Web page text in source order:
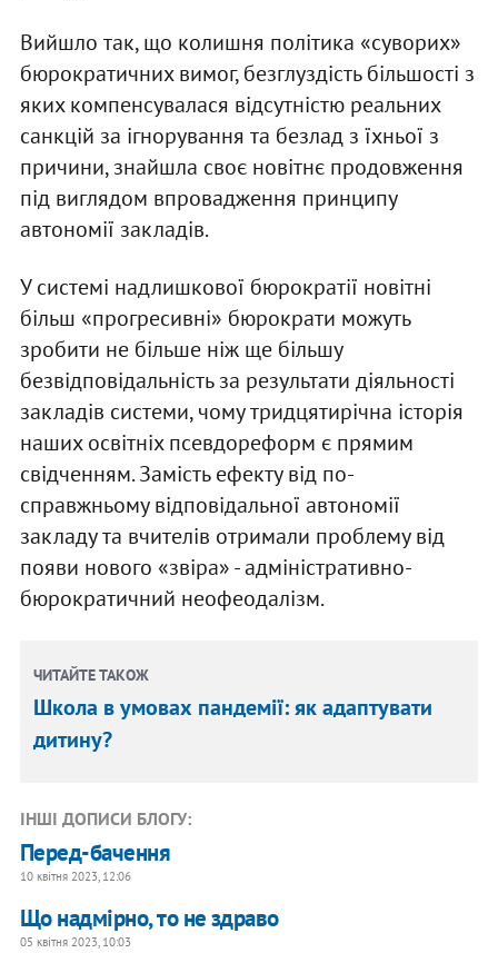
Вийшло так, що колишня політика «суворих»
бюрократичних вимог, безглуздість більшості з
яких компенсувалася відсутністю реальних
санкцій за ігнорування та безлад з їхньої з
причини, знайшла своє новітнє продовження
під виглядом впровадження принципу
автономії закладів.
У системі надлишкової бюрократії новітні
більш «прогресивні» бюрократи можуть
зробити не більше ніж ще більшу
безвідповідальність за результати діяльності
закладів системи, чому тридцятирічна історія
наших освітніх псевдореформ є прямим
свідченням. Замість ефекту від по-
справжньому відповідальної автономії
закладу та вчителів отримали проблему від
появи нового «звіра» - адміністративно-
бюрократичний неофеодалізм.
ЧИТАЙТЕ ТАКОЖ
Школа в умовах пандемії: як адаптувати
дитину?
ІНШІ ДОПИСИ БЛОГУ:
Перед-бачення
10 квітня 2023, 12:06
Що надмірно, то не здраво
05 квітня 2023, 10:03